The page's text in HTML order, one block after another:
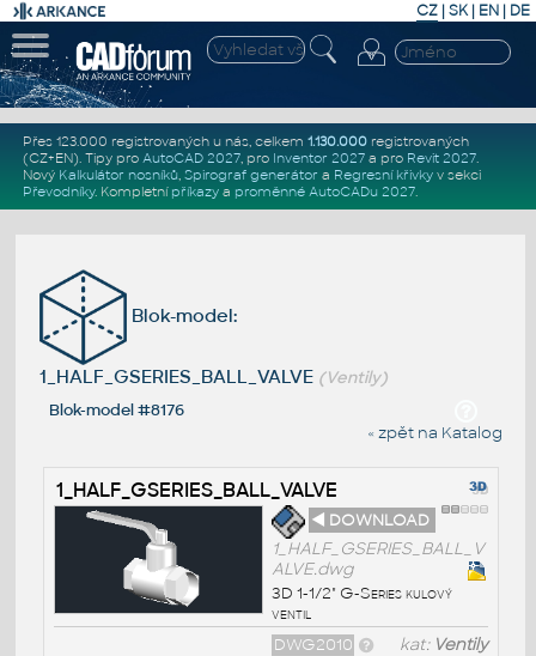
CZ | SK| EN | DE
Přes 123.000 registrovaných u nás, celkem 1.130.000registrovaných
(CZ+EN). Tipy pro AutoCAD 2027, pro Inventor 2027a pro Revit 2027.
Nový Kalkulátor nosníků, Spirograf generátor a Regresní křivkyv sekci
Převodníky. Kompletní příkazya proměnné AutoCADu 2027.
Blok-model:
1_HALF_GSERIES_BALL_VALVE (Ventily)
Blok-model #8176
« zpět na Katalog
1_HALF_GSERIES_BALL_VALVE
◄ DOWNLOAD
1_HALF_GSERIES_BALL_V
ALVE.dwg
3D 1-1/2" G-Series kulový
ventil
kat: Ventily
DWG2010